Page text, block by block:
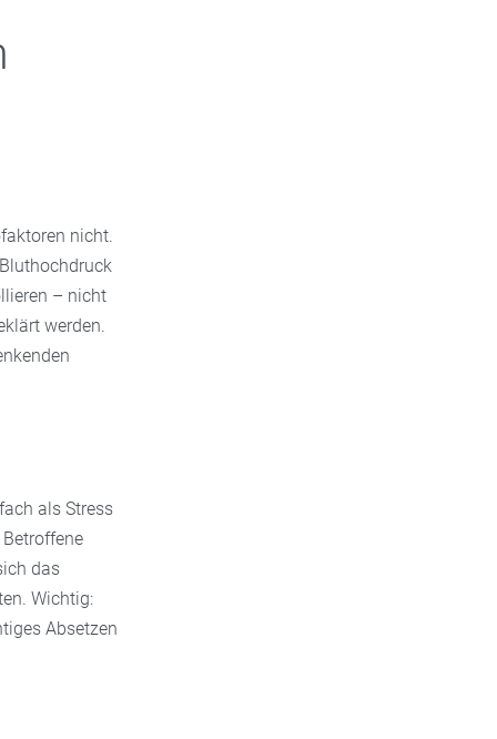
nicht.
– nicht
werden.
als Stress
das
Wichtig:
Absetzen